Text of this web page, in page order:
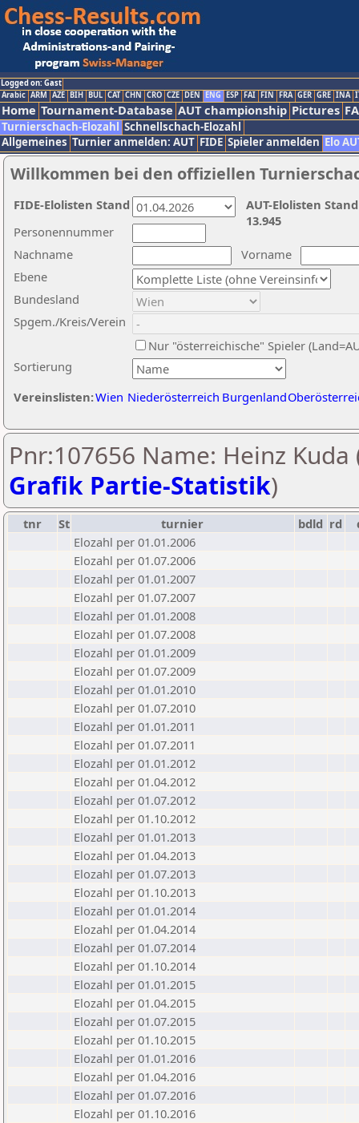
Logged on: Gast
Arabic ARM AZE BIH BUL CAT CHN CRO CZE DEN ENG ESP FAI FIN FRA GER GRE INA
Home Tournament-Database AUT championship Pictures
Turnierschach-Elozahl Schnellschach-Elozahl
Allgemeines Turnier anmelden: AUT FIDE Spieler anmelden Elo
Willkommen bei den offiziellen
Nachname
Vorname
Ebene
Sortierung
Personennummer
Bundesland
Spgem./Kreis/Verein
Nur "österreichische" Spieler
Vereinslisten:Wien Niederösterreich Burgenland
AUT-Elolisten
13.945
FIDE-Elolisten Stand
Pnr:107656 Name: Heinz Kuda
Grafik Partie-Statistik)
tnr St turnier bdld rd
Elozahl per 01.01.2006
Elozahl per 01.07.2006
Elozahl per 01.01.2007
Elozahl per 01.07.2007
Elozahl per 01.01.2008
Elozahl per 01.07.2008
Elozahl per 01.01.2009
Elozahl per 01.07.2009
Elozahl per 01.01.2010
Elozahl per 01.07.2010
Elozahl per 01.01.2011
Elozahl per 01.07.2011
Elozahl per 01.01.2012
Elozahl per 01.04.2012
Elozahl per 01.07.2012
Elozahl per 01.10.2012
Elozahl per 01.01.2013
Elozahl per 01.04.2013
Elozahl per 01.07.2013
Elozahl per 01.10.2013
Elozahl per 01.01.2014
Elozahl per 01.04.2014
Elozahl per 01.07.2014
Elozahl per 01.10.2014
Elozahl per 01.01.2015
Elozahl per 01.04.2015
Elozahl per 01.07.2015
Elozahl per 01.10.2015
Elozahl per 01.01.2016
Elozahl per 01.04.2016
Elozahl per 01.07.2016
Elozahl per 01.10.2016